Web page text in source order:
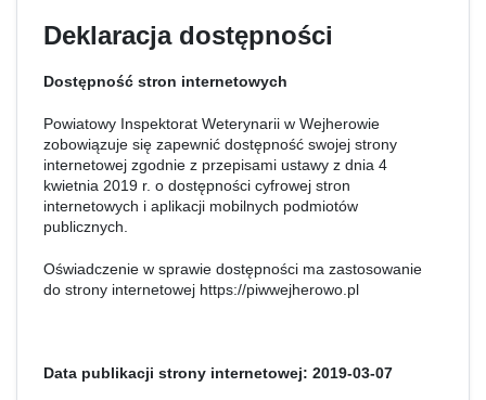
Deklaracja dostępności
Dostępność stron internetowych
Powiatowy Inspektorat Weterynarii w Wejherowie
zobowiązuje się zapewnić dostępność swojej strony
internetowej zgodnie z przepisami ustawy z dnia 4
kwietnia 2019 r. o dostępności cyfrowej stron
internetowych i aplikacji mobilnych podmiotów
publicznych.
Oświadczenie w sprawie dostępności ma zastosowanie
do strony internetowej https://piwwejherowo.pl
Data publikacji strony internetowej: 2019-03-07